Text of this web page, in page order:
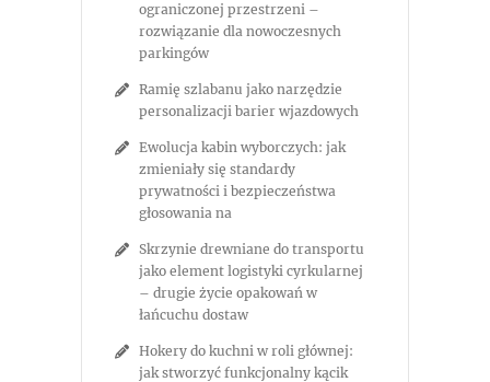
ograniczonej przestrzeni –
rozwiązanie dla nowoczesnych
parkingów
Ramię szlabanu jako narzędzie
personalizacji barier wjazdowych
Ewolucja kabin wyborczych: jak
zmieniały się standardy
prywatności i bezpieczeństwa
głosowania na
Skrzynie drewniane do transportu
jako element logistyki cyrkularnej
– drugie życie opakowań w
łańcuchu dostaw
Hokery do kuchni w roli głównej:
jak stworzyć funkcjonalny kącik